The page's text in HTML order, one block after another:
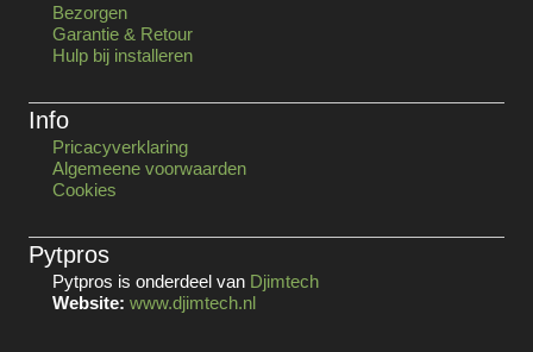
Bezorgen
Garantie & Retour
Hulp bij installeren
Info
Pricacyverklaring
Algemeene voorwaarden
Cookies
Pytpros
Pytpros is onderdeel van Djimtech
Website: www.djimtech.nl